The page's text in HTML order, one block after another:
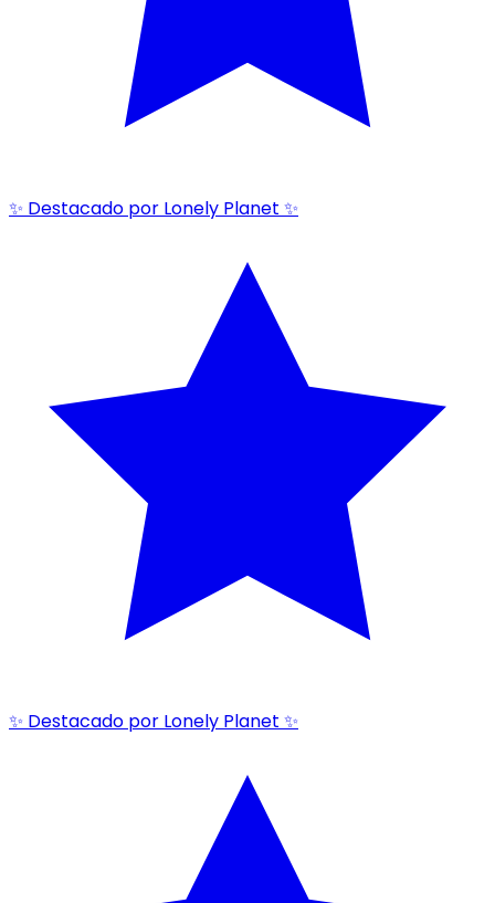
✨ Destacado por Lonely Planet ✨
✨ Destacado por Lonely Planet ✨